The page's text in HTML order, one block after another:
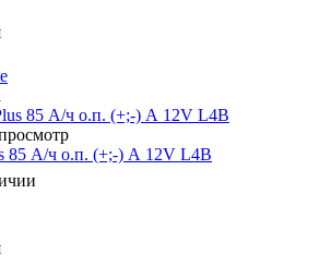
85 А/ч о.п. (+;-) А 12V L4B